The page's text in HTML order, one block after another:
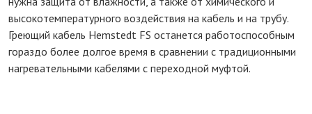
высокотемпературного воздействия на кабель и на трубу.
Греющий кабель Hemstedt FS останется работоспособным
гораздо более долгое время в сравнении с традиционными
нагревательными кабелями с переходной муфтой.